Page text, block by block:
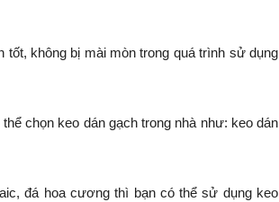
tốt, không bị mài mòn trong quá trình sử dụng
chọn keo dán gạch trong nhà như: keo dán
đá hoa cương thì bạn có thể sử dụng keo